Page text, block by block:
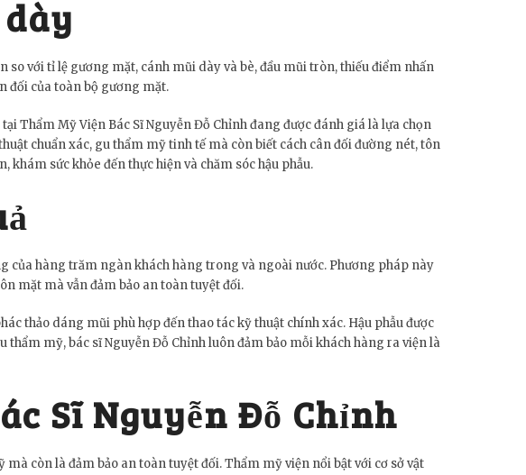
so với tỉ lệ gương mặt, cánh mũi dày và bè, đầu mũi tròn, thiếu điểm nhấn
đối của toàn bộ gương mặt.
Thẩm Mỹ Viện Bác Sĩ Nguyễn Đỗ Chỉnh đang được đánh giá là lựa chọn
chuẩn xác, gu thẩm mỹ tinh tế mà còn biết cách cân đối đường nét, tôn
sức khỏe đến thực hiện và chăm sóc hậu phẫu.
của hàng trăm ngàn khách hàng trong và ngoài nước. Phương pháp này
mặt mà vẫn đảm bảo an toàn tuyệt đối.
thảo dáng mũi phù hợp đến thao tác kỹ thuật chính xác. Hậu phẫu được
mỹ, bác sĩ Nguyễn Đỗ Chỉnh luôn đảm bảo mỗi khách hàng ra viện là
Sĩ Nguyễn Đỗ Chỉnh
còn là đảm bảo an toàn tuyệt đối. Thẩm mỹ viện nổi bật với cơ sở vật